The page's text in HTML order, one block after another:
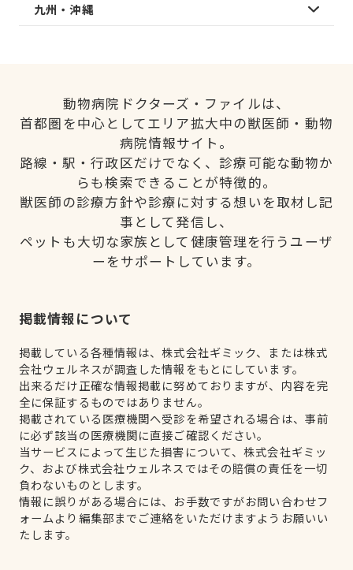
九州・沖縄
動物病院ドクターズ・ファイルは、
首都圏を中心としてエリア拡大中の獣医師・動物
病院情報サイト。
路線・駅・行政区だけでなく、診療可能な動物か
らも検索できることが特徴的。
獣医師の診療方針や診療に対する想いを取材し記
事として発信し、
ペットも大切な家族として健康管理を行うユーザ
ーをサポートしています。
掲載情報について
掲載している各種情報は、株式会社ギミック、または株式
会社ウェルネスが調査した情報をもとにしています。
出来るだけ正確な情報掲載に努めておりますが、内容を完
全に保証するものではありません。
掲載されている医療機関へ受診を希望される場合は、事前
に必ず該当の医療機関に直接ご確認ください。
当サービスによって生じた損害について、株式会社ギミッ
ク、および株式会社ウェルネスではその賠償の責任を一切
負わないものとします。
情報に誤りがある場合には、お手数ですがお問い合わせフ
ォームより編集部までご連絡をいただけますようお願いい
たします。